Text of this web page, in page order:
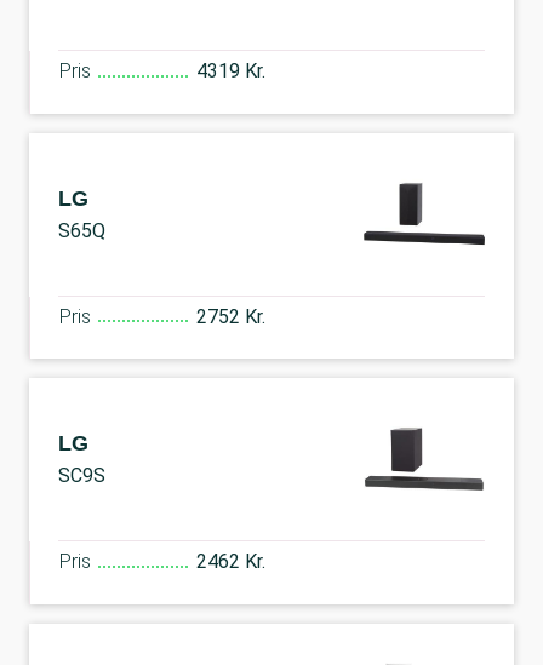
Pris 4319 Kr.
LG
S65Q
Pris 2752 Kr.
LG
SC9S
Pris 2462 Kr.